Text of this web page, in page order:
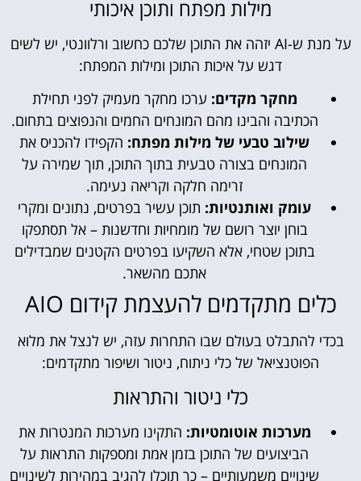
מילות מפתח ותוכן איכותי
על מנת ש-AI יזהה את התוכן שלכם כחשוב ורלוונטי, יש לשים
דגש על איכות התוכן ומילות המפתח:
מחקר מקדים: ערכו מחקר מעמיק לפני תחילת
הכתיבה והבינו מהם המונחים החמים והנפוצים בתחום.
שילוב טבעי של מילות מפתח: הקפידו להכניס את
המונחים בצורה טבעית בתוך התוכן, תוך שמירה על
זרימה חלקה וקריאה נעימה.
עומק ואותנטיות: תוכן עשיר בפרטים, נתונים ומקרי
בוחן יוצר רושם של מומחיות וחדשנות – אל תסתפקו
בתוכן שטחי, אלא השקיעו בפרטים הקטנים שמבדילים
אתכם מהשאר.
כלים מתקדמים להעצמת קידום AIO
בכדי להתבלט בעולם שבו התחרות עזה, יש לנצל את מלוא
הפוטנציאל של כלי ניתוח, ניטור ושיפור מתקדמים:
כלי ניטור והתראות
מערכות אוטומטיות: התקינו מערכות המנטרות את
הביצועים של התוכן בזמן אמת ומספקות התראות על
שינויים משמעותיים – כך תוכלו להגיב במהירות לשינויים